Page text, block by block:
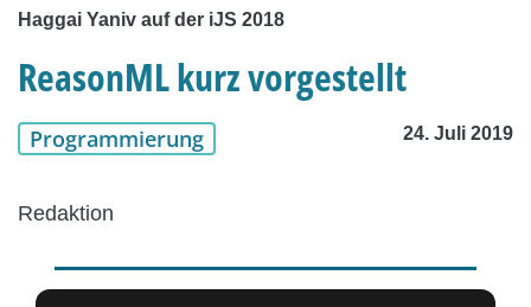
Haggai Yaniv auf der iJS 2018
ReasonML kurz vorgestellt
Programmierung 24. Juli 2019
Redaktion